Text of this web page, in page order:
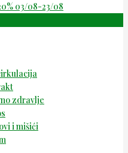
03/08-23/08
zdravlje
i mišići